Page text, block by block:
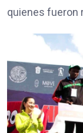
quienes fueron